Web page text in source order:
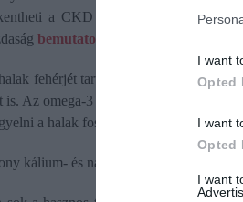
I want
Opted
I want
Opted
I want
a CKD kialakulásának a
bemutatott
fehérjét tartalmaznak, a
is. Az omega-3 segíthetnek csökkenteni
a halak foszfor- és
kálium- és nátriumtartalommal